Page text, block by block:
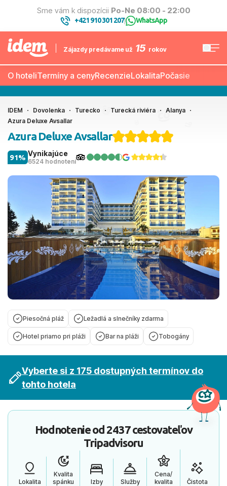
Sme vám k dispozícii Po-Ne 08:00 - 22:00
+421 910 301 207| WhatsApp
Zájazdy predávame už 15 rokov
O hoteliTermíny a cenyRecenzieLokalitaPočasie
IDEM Dovolenka Turecko Turecká riviéra
Alanya
Azura Deluxe Avsallar
Azura Deluxe Avsallar
Vynikajúce
6524 hodnotení
91%
Piesočná pláž Ležadlá a slnečníky zdarma
Hotel priamo pri pláži Bar na pláži Tobogány
Vyberte si z 175 dostupných termínov do
tohto hotela
Hodnotenie od2437 cestovateľov
Tripadvisoru
Lokalita
Kvalita
spánku
Izby Služby
Cena/
kvalita
Čistota